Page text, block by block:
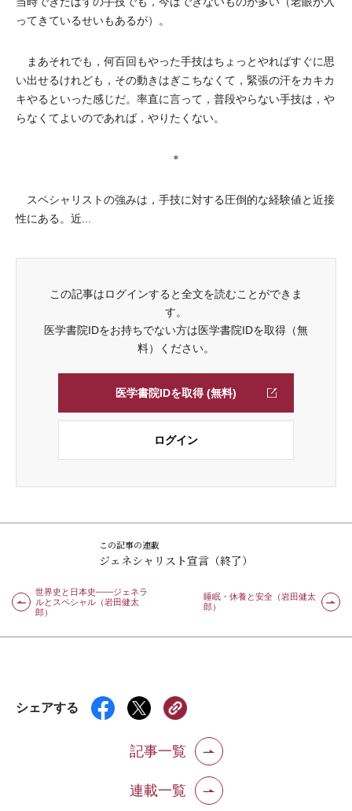
ってきているせいもあるが）。
まあそれでも，何百回もやった手技はちょっとやればすぐに思
い出せるけれども，その動きはぎこちなくて，緊張の汗をカキカ
キやるといった感じだ。率直に言って，普段やらない手技は，や
らなくてよいのであれば，やりたくない。
＊
スペシャリストの強みは，手技に対する圧倒的な経験値と近接
性にある。近...
この記事はログインすると全文を読むことができま
す。
医学書院IDをお持ちでない方は医学書院IDを取得（無
料）ください。
医学書院IDを取得 (無料)
ログイン
この記事の連載
ジェネシャリスト宣言（終了）
世界史と日本史――ジェネラ
ルとスペシャル（岩田健太
郎）
睡眠・休養と安全（岩田健太
郎）
シェアする
記事一覧
連載一覧